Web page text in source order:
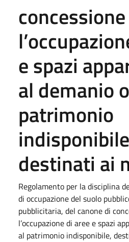
e spazi
al demanio
patrimonio
destinati ai
Regolamento per la disciplina
di occupazione del suolo
pubblicitaria, del canone di
l’occupazione di aree e spazi
al patrimonio indisponibile,